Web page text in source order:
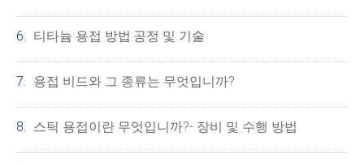
티타늄 용접 방법:공정 및 기술
용접 비드와 그 종류는 무엇입니까?
스틱 용접이란 무엇입니까?- 장비 및 수행 방법